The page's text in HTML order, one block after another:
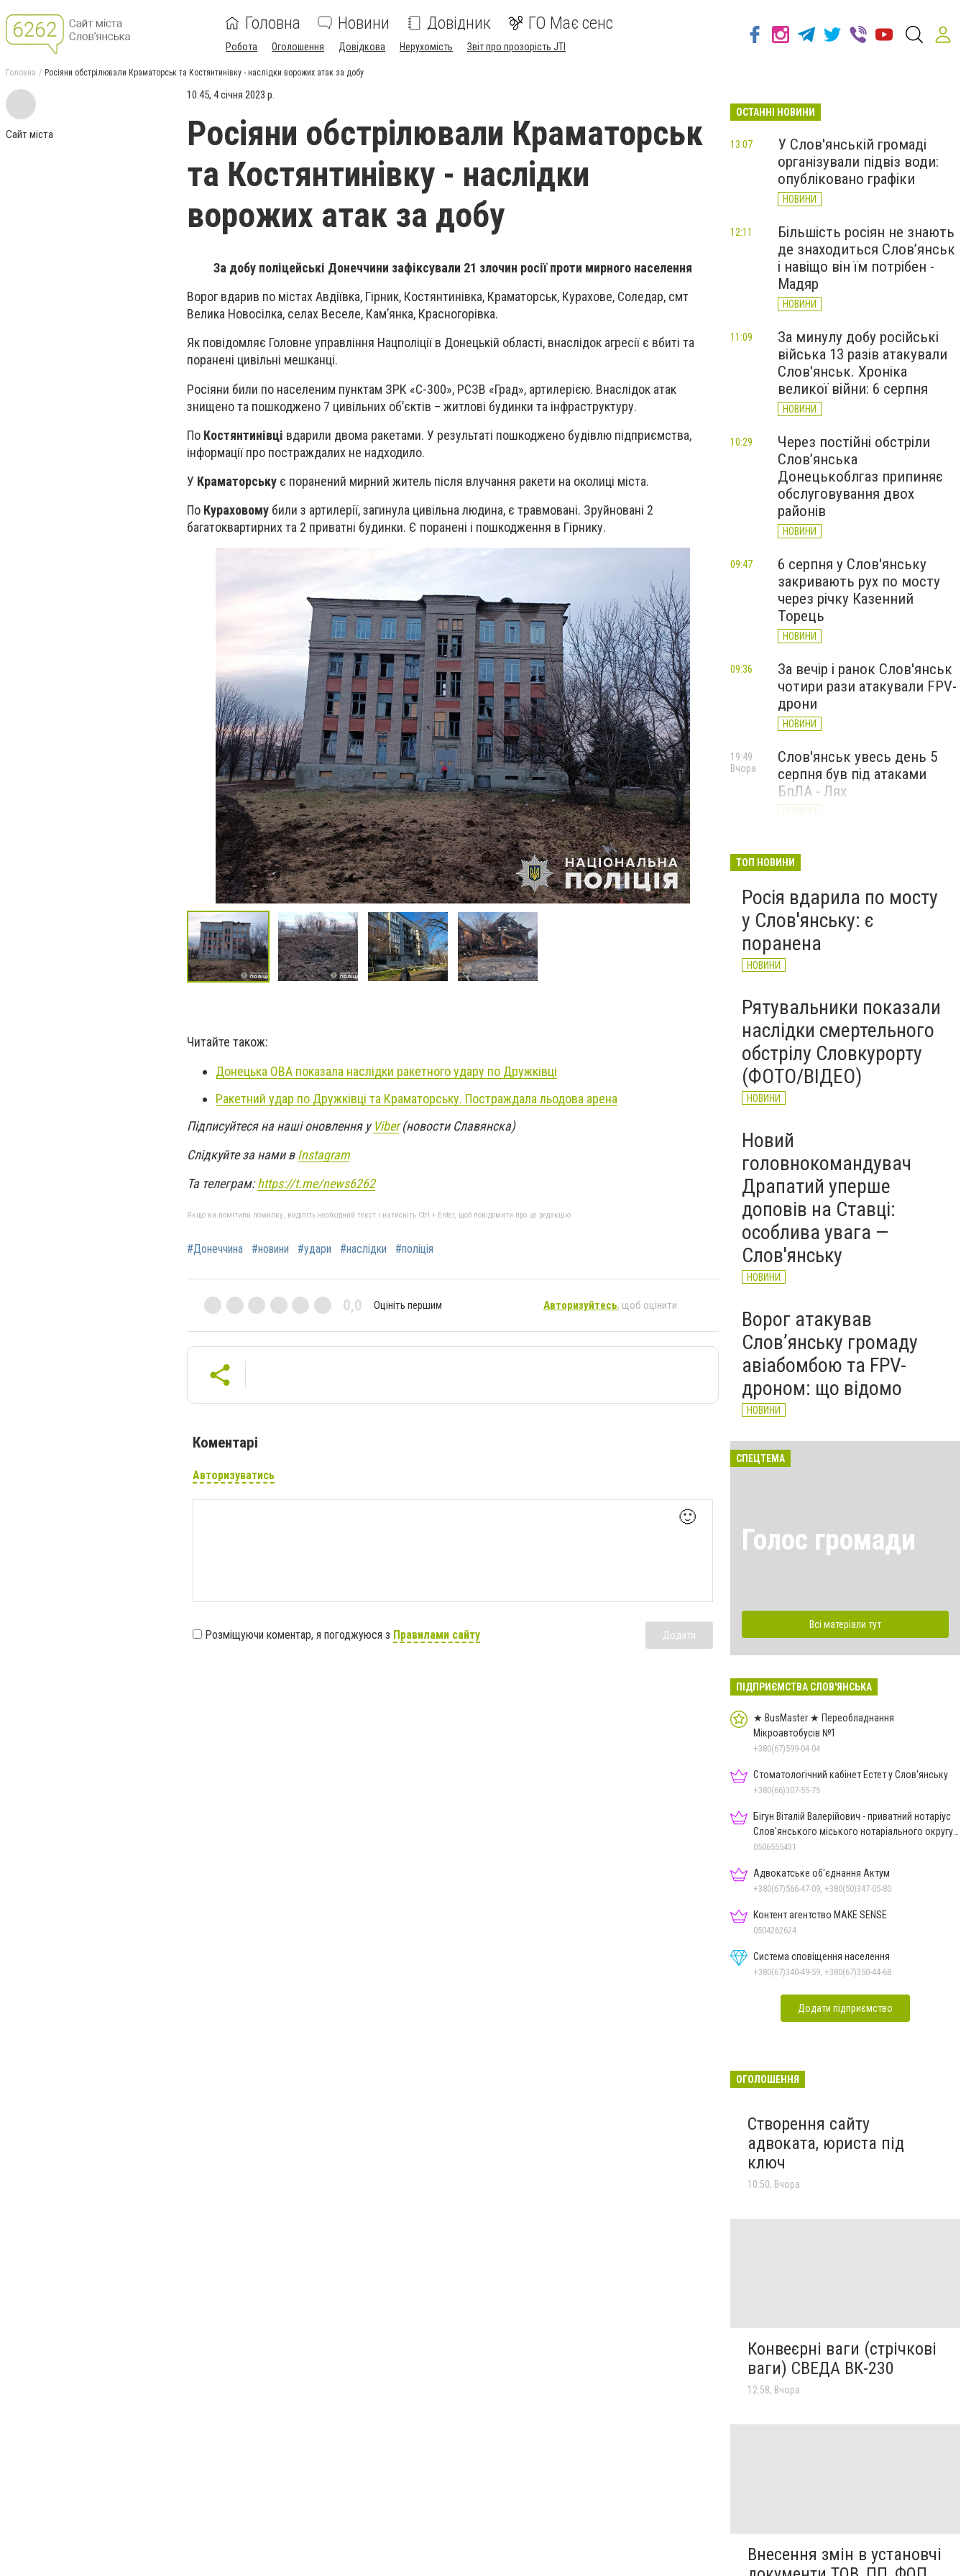
Головна Новини Довідник ГО Має сенс
Робота Оголошення Довідкова Нерухомість Звіт про прозорість JTI
Головна Росіяни обстрілювали Краматорськ та Костянтинівку - наслідки ворожих атак за добу
Сайт міста
10:45, 4 січня 2023 р.
Росіяни обстрілювали Краматорськ
та Костянтинівку - наслідки
ворожих атак за добу
За добу поліцейські Донеччини зафіксували 21 злочин росії проти мирного населення
Ворог вдарив по містах Авдіївка, Гірник, Костянтинівка, Краматорськ, Курахове, Соледар, смт
Велика Новосілка, селах Веселе, Кам’янка, Красногорівка.
Як повідомляє Головне управління Нацполіції в Донецькій області, внаслідок агресії є вбиті та
поранені цивільні мешканці.
Росіяни били по населеним пунктам ЗРК «С-300», РСЗВ «Град», артилерією. Внаслідок атак
знищено та пошкоджено 7 цивільних об’єктів – житлові будинки та інфраструктуру.
По Костянтинівці вдарили двома ракетами. У результаті пошкоджено будівлю підприємства,
інформації про постраждалих не надходило.
У Краматорську є поранений мирний житель після влучання ракети на околиці міста.
По Кураховому били з артилерії, загинула цивільна людина, є травмовані. Зруйновані 2
багатоквартирних та 2 приватні будинки. Є поранені і пошкодження в Гірнику.
Читайте також:
Донецька ОВА показала наслідки ракетного удару по Дружківці
Ракетний удар по Дружківці та Краматорську. Постраждала льодова арена
Підписуйтеся на наші оновлення уViber(новости Славянска)
Слідкуйте за нами вInstagram
Та телеграм:https://t.me/news6262
Якщо ви помітили помилку, виділіть необхідний текст і натисніть Ctrl + Enter, щоб повідомити про це редакцію
#Донеччина #новини #удари #наслідки #поліція
0,0 Оцініть першим Авторизуйтесь, щоб оцінити
Коментарі
Авторизуватись
🙂
Розміщуючи коментар, я погоджуюся з Правилами сайту Додати
ОСТАННІ НОВИНИ
У Слов'янській громаді
організували підвіз води:
опубліковано графіки
НОВИНИ
13:07
Більшість росіян не знають
де знаходиться Слов’янськ
і навіщо він їм потрібен -
Мадяр
НОВИНИ
12:11
За минулу добу російські
війська 13 разів атакували
Слов'янськ. Хроніка
великої війни: 6 серпня
НОВИНИ
11:09
Через постійні обстріли
Слов’янська
Донецькоблгаз припиняє
обслуговування двох
районів
НОВИНИ
10:29
6 серпня у Слов'янську
закривають рух по мосту
через річку Казенний
Торець
НОВИНИ
09:47
За вечір і ранок Слов'янськ
чотири рази атакували FPV-
дрони
НОВИНИ
09:36
Слов'янськ увесь день 5
серпня був під атаками
БпЛА - Лях
НОВИНИ
19:49
Вчора
БПЛа влучив у
центрі міста (ФОТО)
НОВИНИ
Вчора
ТОП НОВИНИ
Росія вдарила по мосту
у Слов'янську: є
поранена
НОВИНИ
Рятувальники показали
наслідки смертельного
обстрілу Словкурорту
(ФОТО/ВІДЕО)
НОВИНИ
Новий
головнокомандувач
Драпатий уперше
доповів на Ставці:
особлива увага —
Слов'янську
НОВИНИ
Ворог атакував
Слов’янську громаду
авіабомбою та FPV-
дроном: що відомо
НОВИНИ
СПЕЦТЕМА
Голос громади
Всі матеріали тут
ПІДПРИЄМСТВА СЛОВ'ЯНСЬКА
★ BusMaster ★ Переобладнання
Мікроавтобусів №1
+380(67)599-04-04
Стоматологічний кабінет Естет у Слов'янську
+380(66)307-55-75
Бігун Віталій Валерійович - приватний нотаріус
Слов'янського міського нотаріального округу
Дон.обл.
0506555431
Адвокатське об'єднання Актум
+380(67)566-47-09, +380(50)347-05-80
Контент агентство MAKE SENSE
0504262624
Система сповіщення населення
+380(67)340-49-59, +380(67)350-44-68
Додати підприємство
ОГОЛОШЕННЯ
Створення сайту
адвоката, юриста під
ключ
10:50, Вчора
Конвеєрні ваги (стрічкові
ваги) СВЕДА ВК-230
12:58, Вчора
Внесення змін в установчі